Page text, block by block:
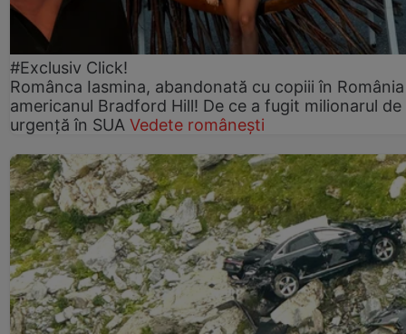
#Exclusiv Click!
Românca Iasmina, abandonată cu copiii în
americanul Bradford Hill! De ce a fugit milionarul de
urgență în SUA Vedete românești